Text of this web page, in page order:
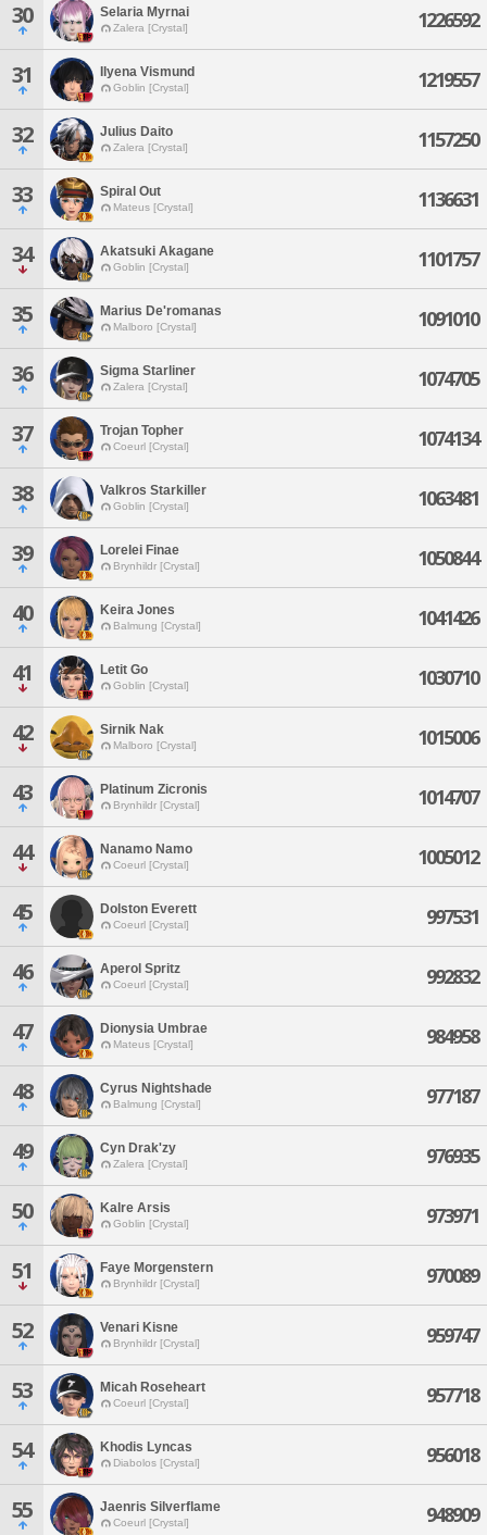
30 Selaria Myrnai
Zalera [Crystal] 1226592
31 Ilyena Vismund
Goblin [Crystal] 1219557
32 Julius Daito
Zalera [Crystal] 1157250
33 Spiral Out
Mateus [Crystal] 1136631
34 Akatsuki Akagane
Goblin [Crystal] 1101757
35 Marius De'romanas
Malboro [Crystal] 1091010
36 Sigma Starliner
Zalera [Crystal] 1074705
37 Trojan Topher
Coeurl [Crystal] 1074134
38 Valkros Starkiller
Goblin [Crystal] 1063481
39 Lorelei Finae
Brynhildr [Crystal] 1050844
40 Keira Jones
Balmung [Crystal] 1041426
41 Letit Go
Goblin [Crystal] 1030710
42 Sirnik Nak
Malboro [Crystal] 1015006
43 Platinum Zicronis
Brynhildr [Crystal] 1014707
44 Nanamo Namo
Coeurl [Crystal] 1005012
45 Dolston Everett
Coeurl [Crystal] 997531
46 Aperol Spritz
Coeurl [Crystal] 992832
47 Dionysia Umbrae
Mateus [Crystal] 984958
48 Cyrus Nightshade
Balmung [Crystal] 977187
49 Cyn Drak'zy
Zalera [Crystal] 976935
50 Kalre Arsis
Goblin [Crystal] 973971
51 Faye Morgenstern
Brynhildr [Crystal] 970089
52 Venari Kisne
Brynhildr [Crystal] 959747
53 Micah Roseheart
Coeurl [Crystal] 957718
54 Khodis Lyncas
Diabolos [Crystal] 956018
55 Jaenris Silverflame
Coeurl [Crystal] 948909